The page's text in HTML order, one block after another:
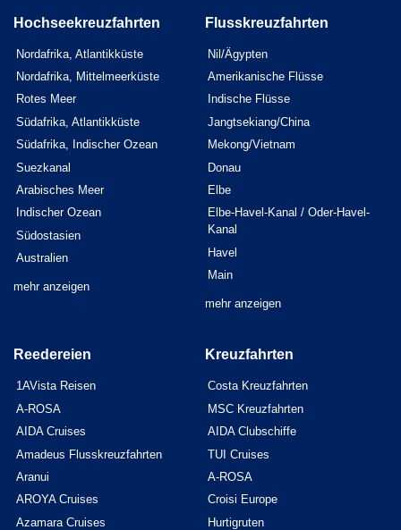
Hochseekreuzfahrten
Nordafrika, Atlantikküste
Nordafrika, Mittelmeerküste
Rotes Meer
Südafrika, Atlantikküste
Südafrika, Indischer Ozean
Suezkanal
Arabisches Meer
Indischer Ozean
Südostasien
Australien
mehr anzeigen
Flusskreuzfahrten
Nil/Ägypten
Amerikanische Flüsse
Indische Flüsse
Jangtsekiang/China
Mekong/Vietnam
Donau
Elbe
Elbe-Havel-Kanal / Oder-Havel-
Kanal
Havel
Main
mehr anzeigen
Reedereien
1AVista Reisen
A-ROSA
AIDA Cruises
Amadeus Flusskreuzfahrten
Aranui
AROYA Cruises
Azamara Cruises
Kreuzfahrten
Costa Kreuzfahrten
MSC Kreuzfahrten
AIDA Clubschiffe
TUI Cruises
A-ROSA
Croisi Europe
Hurtigruten